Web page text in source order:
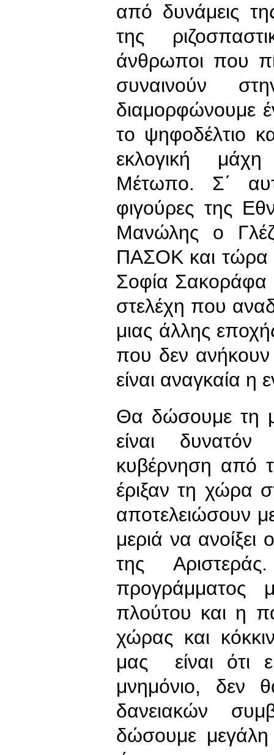
από δυνάμεις
της
άνθρωποι που
συναινούν
διαμορφώνουμε
το ψηφοδέλτιο
εκλογική
Μέτωπο. Σ΄
φιγούρες της
Μανώλης ο
ΠΑΣΟΚ και τώρα
Σοφία Σακοράφα
στελέχη που
μιας άλλης
που δεν
είναι αναγκαία η
Θα δώσουμε τη
είναι δυνατόν
κυβέρνηση από
έριξαν τη χώρα
αποτελειώσουν
μεριά να
της
προγράμματος
πλούτου και η
χώρας και
μας είναι ότι
μνημόνιο, δεν
δανειακών
δώσουμε